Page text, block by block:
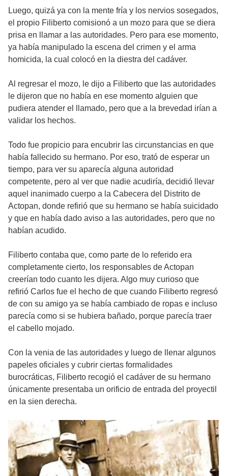
Luego, quizá ya con la mente fría y los nervios sosegados,
el propio Filiberto comisionó a un mozo para que se diera
prisa en llamar a las autoridades. Pero para ese momento,
ya había manipulado la escena del crimen y el arma
homicida, la cual colocó en la diestra del cadáver.
Al regresar el mozo, le dijo a Filiberto que las autoridades
le dijeron que no había en ese momento alguien que
pudiera atender el llamado, pero que a la brevedad irían a
validar los hechos.
Todo fue propicio para encubrir las circunstancias en que
había fallecido su hermano. Por eso, trató de esperar un
tiempo, para ver su aparecía alguna autoridad
competente, pero al ver que nadie acudiría, decidió llevar
aquel inanimado cuerpo a la Cabecera del Distrito de
Actopan, donde refirió que su hermano se había suicidado
y que en había dado aviso a las autoridades, pero que no
habían acudido.
Filiberto contaba que, como parte de lo referido era
completamente cierto, los responsables de Actopan
creerían todo cuanto les dijera. Algo muy curioso que
refirió Carlos fue el hecho de que cuando Filiberto regresó
de con su amigo ya se había cambiado de ropas e incluso
parecía como si se hubiera bañado, porque parecía traer
el cabello mojado.
Con la venia de las autoridades y luego de llenar algunos
papeles oficiales y cubrir ciertas formalidades
burocráticas, Filiberto recogió el cadáver de su hermano
únicamente presentaba un orificio de entrada del proyectil
en la sien derecha.